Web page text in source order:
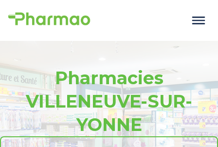
Pharmacies
VILLENEUVE-SUR-
YONNE